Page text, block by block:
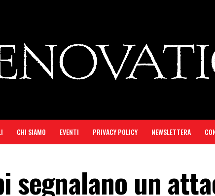
CHI SIAMO EVENTI PRIVACY POLICY NEWSLETTERA
segnalano un